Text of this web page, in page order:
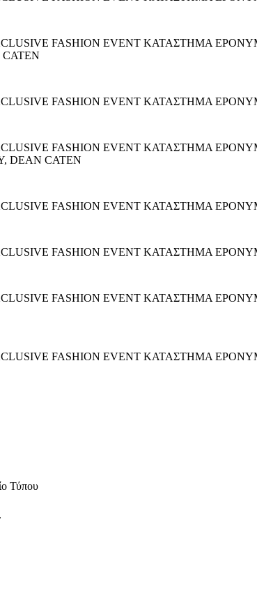
FASHION EVENT ΚΑΤΑΣΤΗΜΑ
FASHION EVENT ΚΑΤΑΣΤΗΜΑ
FASHION EVENT ΚΑΤΑΣΤΗΜΑ
CATEN
FASHION EVENT ΚΑΤΑΣΤΗΜΑ
FASHION EVENT ΚΑΤΑΣΤΗΜΑ
FASHION EVENT ΚΑΤΑΣΤΗΜΑ
FASHION EVENT ΚΑΤΑΣΤΗΜΑ
Τύπου